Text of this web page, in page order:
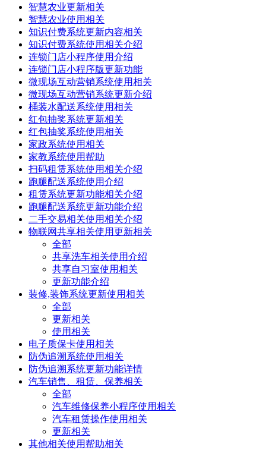
智慧农业更新相关
智慧农业使用相关
知识付费系统更新内容相关
知识付费系统使用相关介绍
连锁门店小程序使用介绍
连锁门店小程序版更新功能
微现场互动营销系统使用相关
微现场互动营销系统更新介绍
桶装水配送系统使用相关
红包抽奖系统更新相关
红包抽奖系统使用相关
家政系统使用相关
家教系统使用帮助
扫码租赁系统使用相关介绍
跑腿配送系统使用介绍
租赁系统更新功能相关介绍
跑腿配送系统更新功能介绍
二手交易相关使用相关介绍
物联网共享相关使用更新相关
全部
共享洗车相关使用介绍
共享自习室使用相关
更新功能介绍
装修,装饰系统更新使用相关
全部
更新相关
使用相关
电子质保卡使用相关
防伪追溯系统使用相关
防伪追溯系统更新功能详情
汽车销售、租赁、保养相关
全部
汽车维修保养小程序使用相关
汽车租赁操作使用相关
更新相关
其他相关使用帮助相关